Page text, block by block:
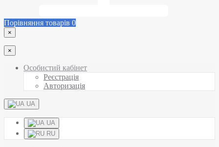
Порівняння товарів 0
×
×
Особистий кабінет
Реєстрація
Авторизація
UA
UA
RU